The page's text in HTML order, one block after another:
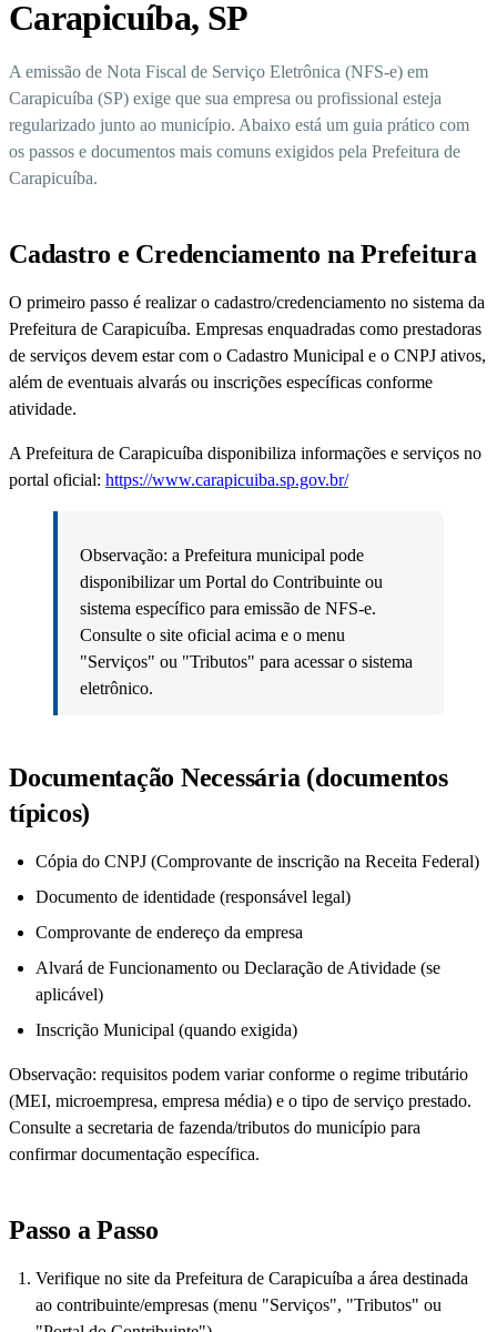
Carapicuíba, SP
A emissão de Nota Fiscal de Serviço Eletrônica (NFS-e) em
Carapicuíba (SP) exige que sua empresa ou profissional esteja
regularizado junto ao município. Abaixo está um guia prático com
os passos e documentos mais comuns exigidos pela Prefeitura de
Carapicuíba.
Cadastro e Credenciamento na Prefeitura
O primeiro passo é realizar o cadastro/credenciamento no sistema da
Prefeitura de Carapicuíba. Empresas enquadradas como prestadoras
de serviços devem estar com o Cadastro Municipal e o CNPJ ativos,
além de eventuais alvarás ou inscrições específicas conforme
atividade.
A Prefeitura de Carapicuíba disponibiliza informações e serviços no
portal oficial: https://www.carapicuiba.sp.gov.br/
Observação: a Prefeitura municipal pode
disponibilizar um Portal do Contribuinte ou
sistema específico para emissão de NFS-e.
Consulte o site oficial acima e o menu
"Serviços" ou "Tributos" para acessar o sistema
eletrônico.
Documentação Necessária (documentos
típicos)
Cópia do CNPJ (Comprovante de inscrição na Receita Federal)
Documento de identidade (responsável legal)
Comprovante de endereço da empresa
Alvará de Funcionamento ou Declaração de Atividade (se
aplicável)
Inscrição Municipal (quando exigida)
Observação: requisitos podem variar conforme o regime tributário
(MEI, microempresa, empresa média) e o tipo de serviço prestado.
Consulte a secretaria de fazenda/tributos do município para
confirmar documentação específica.
Passo a Passo
Verifique no site da Prefeitura de Carapicuíba a área destinada
ao contribuinte/empresas (menu "Serviços", "Tributos" ou